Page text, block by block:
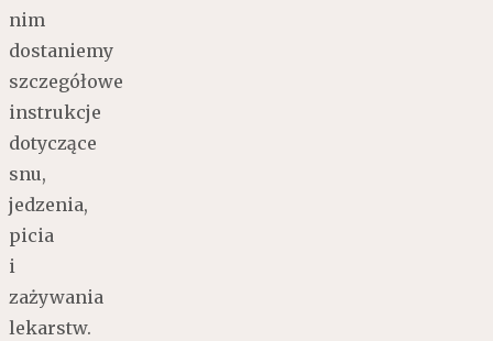
nim
dostaniemy
szczegółowe
instrukcje
dotyczące
snu,
jedzenia,
picia
i
zażywania
lekarstw.